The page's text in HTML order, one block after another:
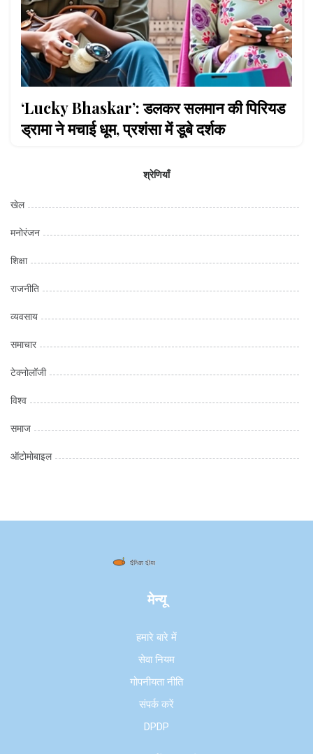
‘Lucky Bhaskar’: डलकर सलमान की पिरियड
ड्रामा ने मचाई धूम, प्रशंसा में डूबे दर्शक
श्रेणियाँ
खेल
मनोरंजन
शिक्षा
राजनीति
व्यवसाय
समाचार
टेक्नोलॉजी
विश्व
समाज
ऑटोमोबाइल
मेन्यू
हमारे बारे में
सेवा नियम
गोपनीयता नीति
संपर्क करें
DPDP